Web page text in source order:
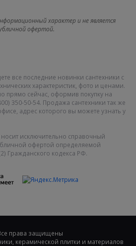
характер и не является
офертой.
все последние новинки сантехники с
характеристик, фото и ценами.
прямо сейчас, оформив покупку на
350-50-54. Продажа сантехники так же
адрес которого вы можете узнать у
исключительно справочный
офертой определяемой
Гражданского кодекса РФ.
права защищены
керамической плитки и материалов